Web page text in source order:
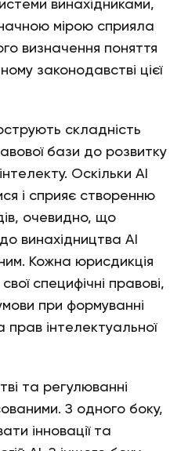
винахідниками,
мірою сприяла
визначення поняття
законодавстві цієї
складність
бази до розвитку
Оскільки АІ
і сприяє створенню
очевидно, що
винахідництва АІ
Кожна юрисдикція
специфічні правові,
при формуванні
прав інтелектуальної
та регулюванні
З одного боку,
інновації та